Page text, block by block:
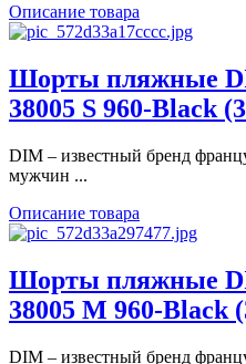
Описание товара
Шорты пляжные
38005 S 960-Black
DIM – известный бренд
мужчин ...
Описание товара
Шорты пляжные
38005 M 960-Black
DIM – известный бренд